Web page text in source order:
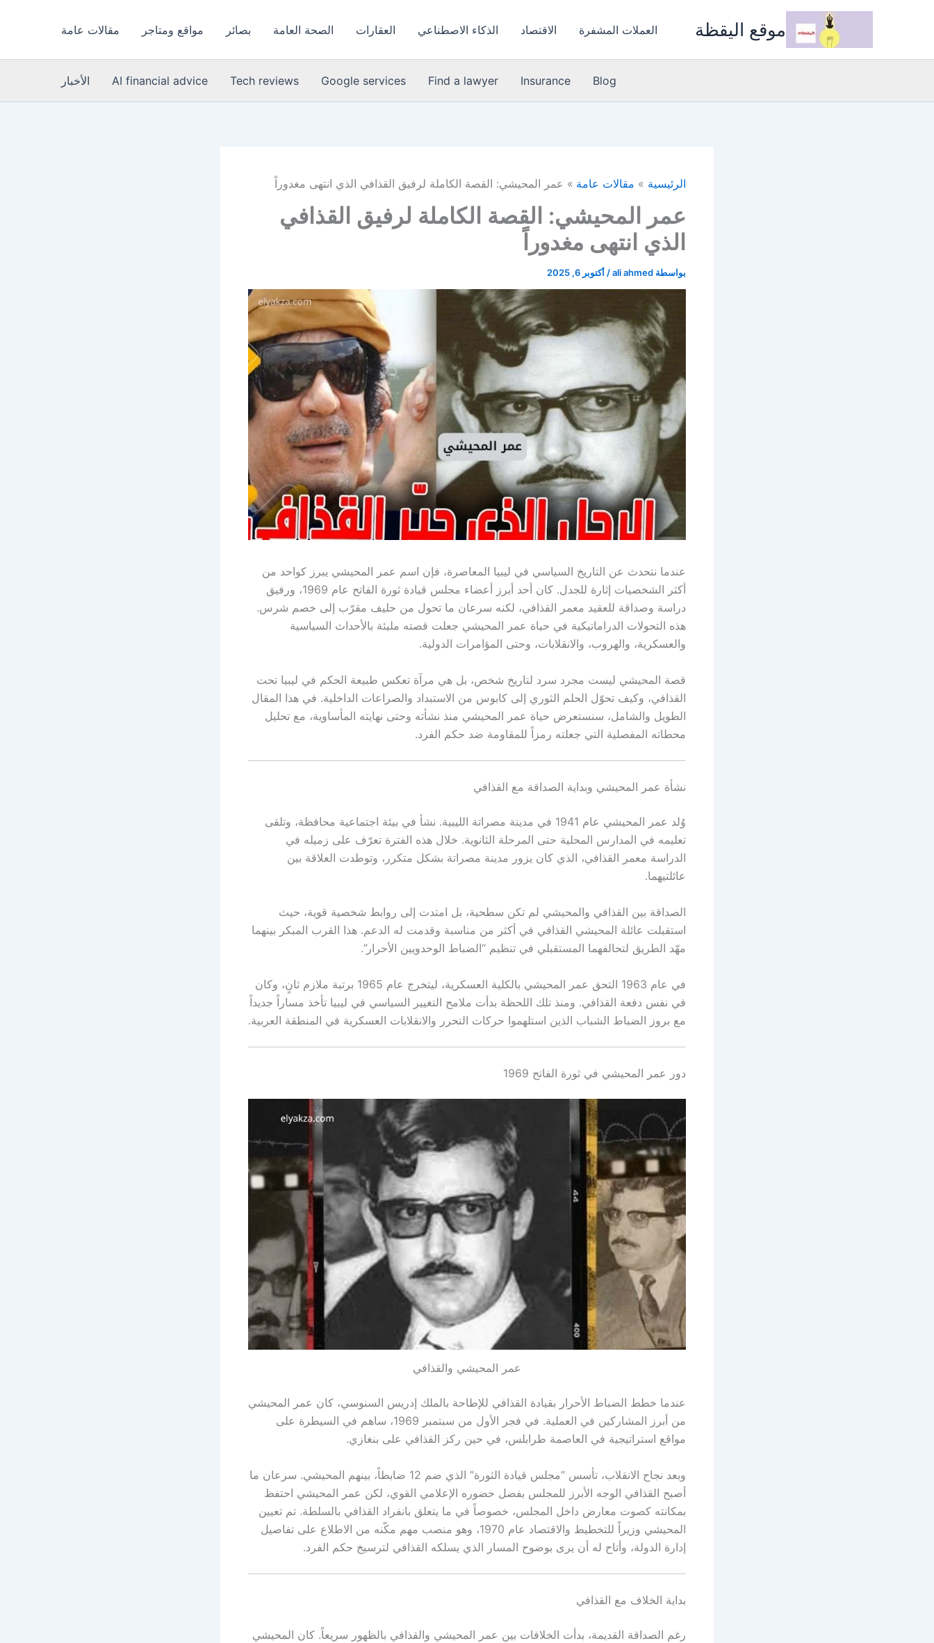
موقع اليقظة العملات المشفرة الاقتصاد الذكاء الاصطناعي العقارات الصحة العامة بصائر مواقع ومتاجر مقالات عامة
Blog
Insurance
Find a lawyer
Google services
Tech reviews
AI financial advice الأخبار
الرئيسية مقالات عامة عمر المحيشي: القصة الكاملة لرفيق القذافي الذي انتهى مغدوراً
عمر المحيشي: القصة الكاملة لرفيق القذافي
الذي انتهى مغدوراً
بواسطة ali ahmed
/ أكتوبر 6, 2025
عندما نتحدث عن التاريخ السياسي في ليبيا المعاصرة، فإن اسم عمر المحيشي يبرز كواحد من
أكثر الشخصيات إثارة للجدل. كان أحد أبرز أعضاء مجلس قيادة ثورة الفاتح عام 1969، ورفيق
دراسة وصداقة للعقيد معمر القذافي، لكنه سرعان ما تحول من حليف مقرّب إلى خصم شرس.
هذه التحولات الدراماتيكية في حياة عمر المحيشي جعلت قصته مليئة بالأحداث السياسية
والعسكرية، والهروب، والانقلابات، وحتى المؤامرات الدولية.
قصة المحيشي ليست مجرد سرد لتاريخ شخص، بل هي مرآة تعكس طبيعة الحكم في ليبيا تحت
القذافي، وكيف تحوّل الحلم الثوري إلى كابوس من الاستبداد والصراعات الداخلية. في هذا المقال
الطويل والشامل، سنستعرض حياة عمر المحيشي منذ نشأته وحتى نهايته المأساوية، مع تحليل
محطاته المفصلية التي جعلته رمزاً للمقاومة ضد حكم الفرد.
نشأة عمر المحيشي وبداية الصداقة مع القذافي
وُلد عمر المحيشي عام 1941 في مدينة مصراتة الليبية. نشأ في بيئة اجتماعية محافظة، وتلقى
تعليمه في المدارس المحلية حتى المرحلة الثانوية. خلال هذه الفترة تعرّف على زميله في
الدراسة معمر القذافي، الذي كان يزور مدينة مصراتة بشكل متكرر، وتوطدت العلاقة بين
عائلتيهما.
الصداقة بين القذافي والمحيشي لم تكن سطحية، بل امتدت إلى روابط شخصية قوية، حيث
استقبلت عائلة المحيشي القذافي في أكثر من مناسبة وقدمت له الدعم. هذا القرب المبكر بينهما
مهّد الطريق لتحالفهما المستقبلي في تنظيم “الضباط الوحدويين الأحرار”.
في عام 1963 التحق عمر المحيشي بالكلية العسكرية، ليتخرج عام 1965 برتبة ملازم ثانٍ، وكان
في نفس دفعة القذافي. ومنذ تلك اللحظة بدأت ملامح التغيير السياسي في ليبيا تأخذ مساراً جديداً
مع بروز الضباط الشباب الذين استلهموا حركات التحرر والانقلابات العسكرية في المنطقة العربية.
دور عمر المحيشي في ثورة الفاتح 1969
عمر المحيشي والقذافي
عندما خطط الضباط الأحرار بقيادة القذافي للإطاحة بالملك إدريس السنوسي، كان عمر المحيشي
من أبرز المشاركين في العملية. في فجر الأول من سبتمبر 1969، ساهم في السيطرة على
مواقع استراتيجية في العاصمة طرابلس، في حين ركز القذافي على بنغازي.
وبعد نجاح الانقلاب، تأسس “مجلس قيادة الثورة” الذي ضم 12 ضابطاً، بينهم المحيشي. سرعان ما
أصبح القذافي الوجه الأبرز للمجلس بفضل حضوره الإعلامي القوي، لكن عمر المحيشي احتفظ
بمكانته كصوت معارض داخل المجلس، خصوصاً في ما يتعلق بانفراد القذافي بالسلطة. تم تعيين
المحيشي وزيراً للتخطيط والاقتصاد عام 1970، وهو منصب مهم مكّنه من الاطلاع على تفاصيل
إدارة الدولة، وأتاح له أن يرى بوضوح المسار الذي يسلكه القذافي لترسيخ حكم الفرد.
بداية الخلاف مع القذافي
رغم الصداقة القديمة، بدأت الخلافات بين عمر المحيشي والقذافي بالظهور سريعاً. كان المحيشي